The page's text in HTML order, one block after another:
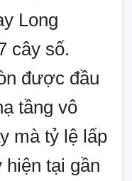
Long
cây số.
được đầu
tầng vô
mà tỷ lệ lấp
hiện tại gần